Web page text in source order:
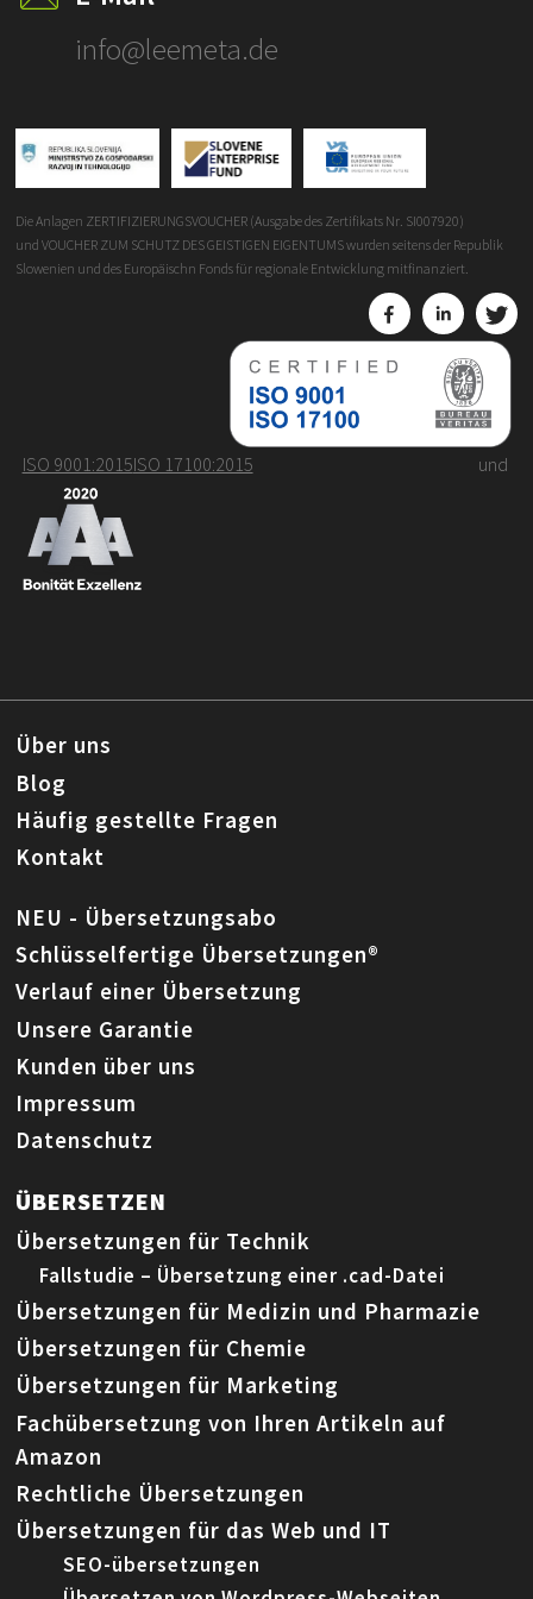
info@leemeta.de
Die Anlagen ZERTIFIZIERUNGSVOUCHER (Ausgabe des Zertifikats Nr. SI007920)
und VOUCHER ZUM SCHUTZ DES GEISTIGEN EIGENTUMS wurden seitens der Republik
Slowenien und des Europäischn Fonds für regionale Entwicklung mitfinanziert.
ISO 9001:2015 und
ISO 17100:2015
Über uns
Blog
Häufig gestellte Fragen
Kontakt
NEU - Übersetzungsabo
Schlüsselfertige Übersetzungen®
Verlauf einer Übersetzung
Unsere Garantie
Kunden über uns
Impressum
Datenschutz
ÜBERSETZEN
Übersetzungen für Technik
Fallstudie – Übersetzung einer .cad-Datei
Übersetzungen für Medizin und Pharmazie
Übersetzungen für Chemie
Übersetzungen für Marketing
Fachübersetzung von Ihren Artikeln auf
Amazon
Rechtliche Übersetzungen
Übersetzungen für das Web und IT
SEO-übersetzungen